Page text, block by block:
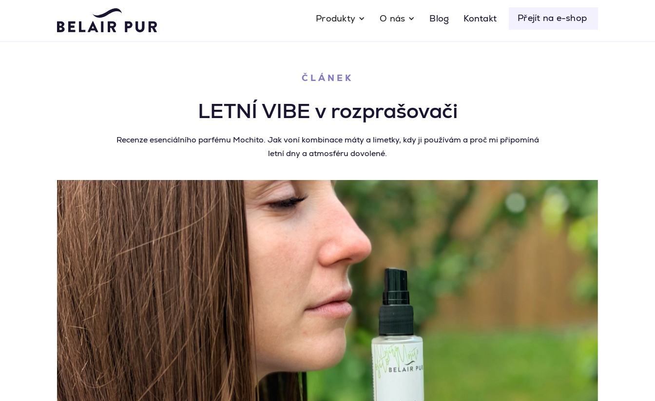
Produkty O nás Blog Kontakt Přejít na e-shop
ČLÁNEK
LETNÍ VIBE v rozprašovači
Recenze esenciálního parfému Mochito. Jak voní kombinace máty a limetky, kdy ji používám a proč mi připomíná
letní dny a atmosféru dovolené.